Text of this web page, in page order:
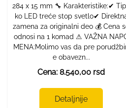
284 x 15 mm 🔧 Karakteristike:✔
ko LED treće stop svetlo✔
zamena za originalni deo 💰 Cena
odnosi na 1 komad ⚠ VAŽNA
MENA:Molimo vas da pre
e obavezn...
Cena: 8.540,00 rsd
Detaljnije